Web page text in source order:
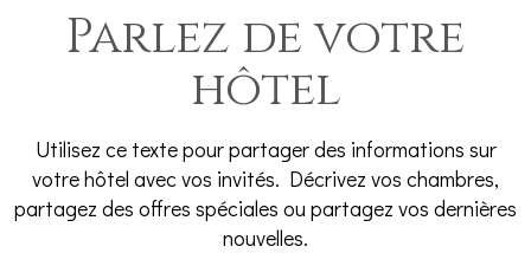
Parlez de votre
hôtel
Utilisez ce texte pour partager des informations sur
votre hôtel avec vos invités. Décrivez vos chambres,
partagez des offres spéciales ou partagez vos dernières
nouvelles.